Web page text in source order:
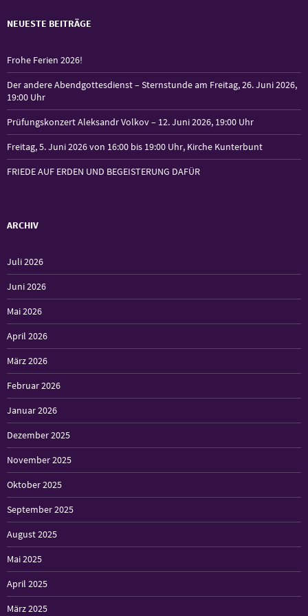
NEUESTE BEITRÄGE
Frohe Ferien 2026!
Der andere Abendgottesdienst – Sternstunde am Freitag, 26. Juni 2026,
19:00 Uhr
Prüfungskonzert Aleksandr Volkov – 12. Juni 2026, 19:00 Uhr
Freitag, 5. Juni 2026 von 16:00 bis 19:00 Uhr, Kirche Kunterbunt
FRIEDE AUF ERDEN UND BEGEISTERUNG DAFÜR
ARCHIV
Juli 2026
Juni 2026
Mai 2026
April 2026
März 2026
Februar 2026
Januar 2026
Dezember 2025
November 2025
Oktober 2025
September 2025
August 2025
Mai 2025
April 2025
März 2025